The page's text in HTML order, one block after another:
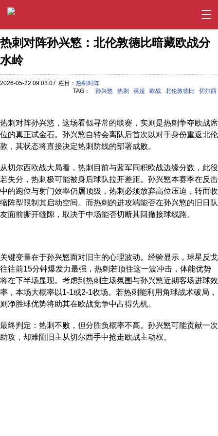
热刺对阵孙兴慜：北伦敦德比暗藏欧战分
水岭
2026-05-22 09:08:07 栏目： 热刺对阵
TAG：
孙兴慜 热刺 英超 欧战 北伦敦德比 切尔西
热刺对阵孙兴慜，这场看似寻常的联赛，实则是热刺争夺欧战席
位的真正试金石。孙兴慜自转会离队后首次以对手身份重返北伦
敦，其状态将直接决定热刺防线的部署成败。
从切尔西欧战大局看，热刺目前与蓝军同积欧战边缘分数，此役
若失分，热刺极可能被身后球队拉开差距。孙兴慜本赛季在反击
中的跑位与射门效率仍属顶级，热刺必须放弃高位压迫，转而收
缩阵型限制其启动空间。而热刺的进攻端能否在孙兴慜的旧日队
友面前撕开缝隙，取决于中场能否切断其回撤接球线路。
关键变量在于孙兴慜面对旧主的心理波动。经验显示，球星反戈
往往前15分钟爆发力最强，热刺若顶住这一波冲击，体能优势
将在下半场显现。考虑到热刺主场氛围与孙兴慜近期客场进球效
率，本场大概率以1-1或2-1收场。若热刺能利用角球战术破局，
则净胜球优势将助其在欧战竞争中占得先机。
最终判定：热刺不败，但分胜负概率不高。孙兴慜可能贡献一次
助攻，却难阻旧主从切尔西手中抢走欧战主动权。